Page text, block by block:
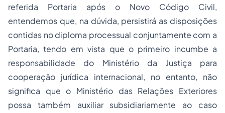
referida Portaria após o Novo Código Civil,
entendemos que, na dúvida, persistirá as disposições
contidas no diploma processual conjuntamente com a
Portaria, tendo em vista que o primeiro incumbe a
responsabilidade do Ministério da Justiça para
cooperação jurídica internacional, no entanto, não
significa que o Ministério das Relações Exteriores
possa também auxiliar subsidiariamente ao caso